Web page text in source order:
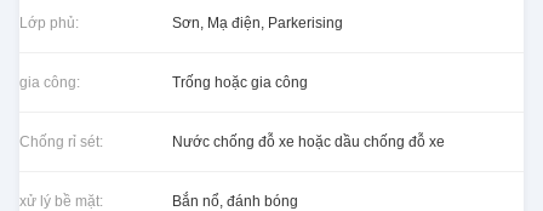
Lớp phủ: Sơn, Mạ điện, Parkerising
gia công: Trống hoặc gia công
Chống rỉ sét: Nước chống đỗ xe hoặc dầu chống đỗ xe
xử lý bề mặt: Bắn nổ, đánh bóng